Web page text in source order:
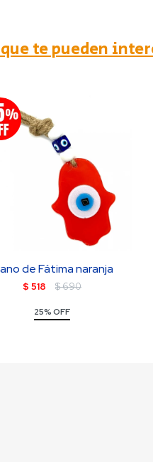
te pueden
de Fátima naranja
$ 518 $690
25% OFF